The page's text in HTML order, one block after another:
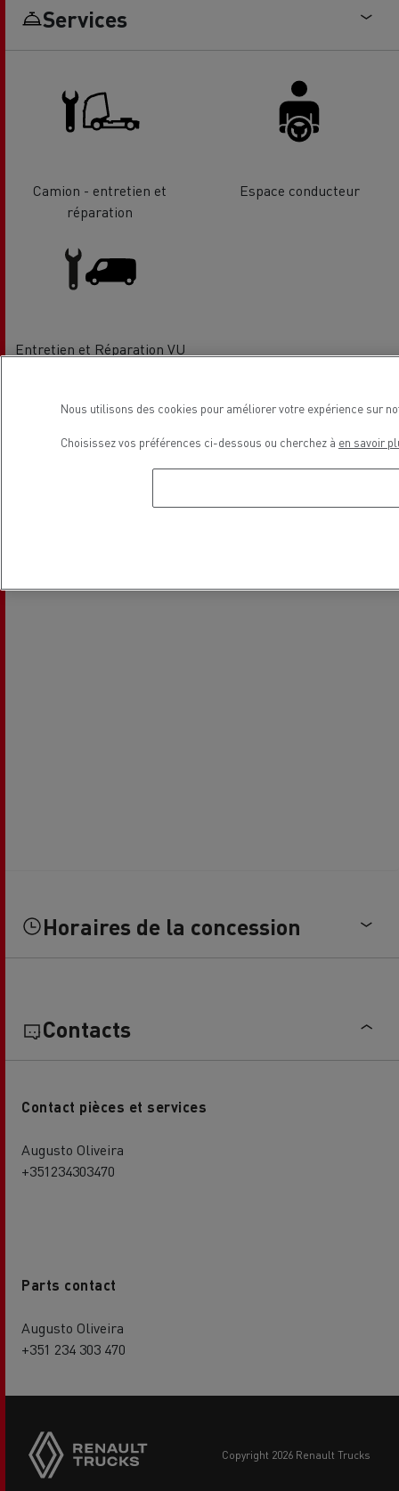
Services
Camion - entretien et
réparation
Espace conducteur
Entretien et Réparation VU
Localisation
Horaires de la concession
Contacts
Contact pièces et services
Augusto Oliveira
+351234303470
Parts contact
Augusto Oliveira
+351 234 303 470
buttons
copyright 2026 Renault Trucks
Nous utilisons des cookies pour améliorer votre expérience sur
Choisissez vos préférences ci-dessous ou cherchez à en savoir